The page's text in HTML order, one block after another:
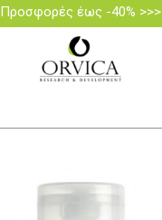
Προσφορές έως -40% >>>